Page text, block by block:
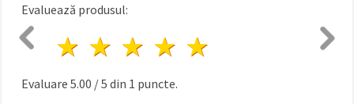
Evaluează produsul:
4 stele
3 stele
2 stele
1 stea
Evaluare 5.00 /5 din 1 puncte.